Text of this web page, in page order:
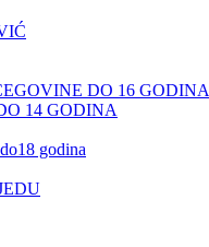
DO 16 GODINA
14 GODINA
godina